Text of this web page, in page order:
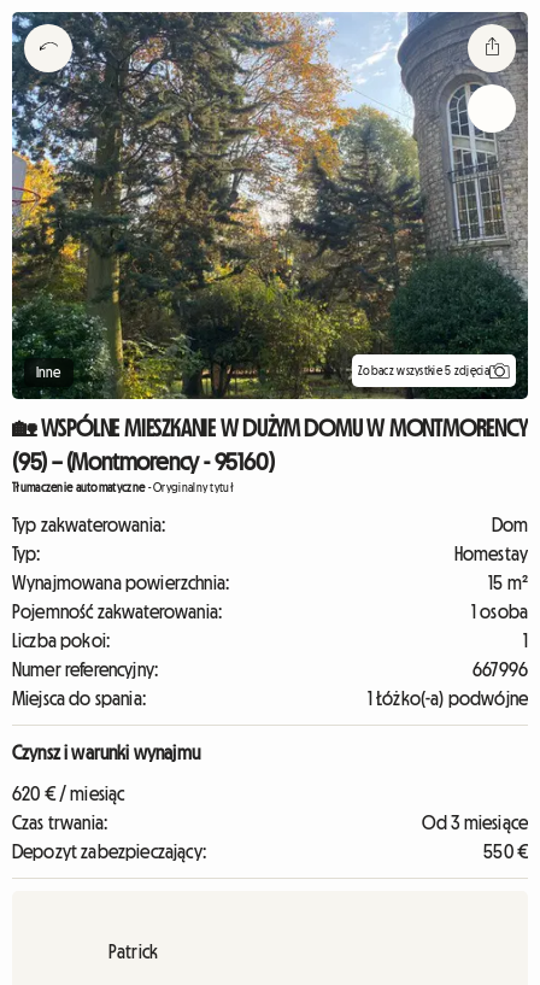
Inne Zobacz wszystkie 5 zdjęcia
🏡 WSPÓLNE MIESZKANIE W DUŻYM DOMU W MONTMORENCY
(95) – (Montmorency - 95160)
Tłumaczenie automatyczne-Oryginalny tytuł
Typ zakwaterowania:
Dom
Typ:
Homestay
Wynajmowana powierzchnia:
15 m²
Pojemność zakwaterowania:
1 osoba
Liczba pokoi:
1
Numer referencyjny:
667996
Miejsca do spania:
1 Łóżko(-a) podwójne
Czynsz i warunki wynajmu
620 € / miesiąc
Czas trwania:
Od 3 miesiące
Depozyt zabezpieczający:
550 €
Patrick